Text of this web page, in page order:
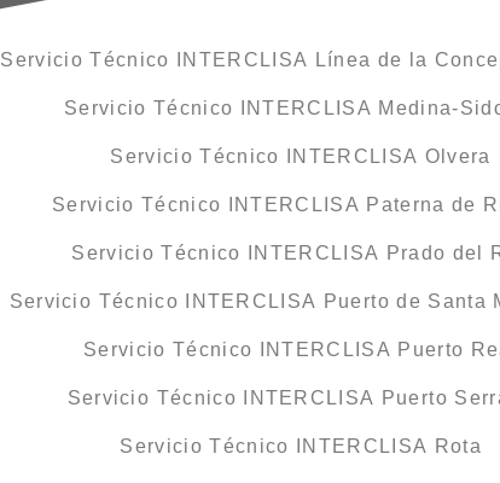
Servicio Técnico INTERCLISA Línea de la
Servicio Técnico INTERCLISA Medina-
Servicio Técnico INTERCLISA Olvera
Servicio Técnico INTERCLISA Paterna de
Servicio Técnico INTERCLISA Prado del
Servicio Técnico INTERCLISA Puerto de Santa
Servicio Técnico INTERCLISA Puerto
Servicio Técnico INTERCLISA Puerto
Servicio Técnico INTERCLISA Rota